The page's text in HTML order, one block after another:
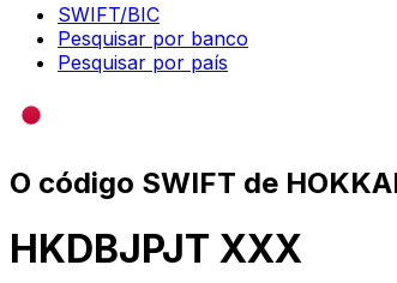
SWIFT/BIC
Pesquisar por banco
Pesquisar por país
O código SWIFT de
HKDBJPJT XXX